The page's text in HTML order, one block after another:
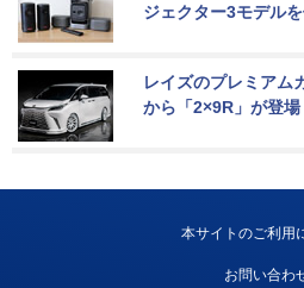
ジェクター3モデル
レイズのプレミアム
から「2×9R」が登場
本サイトのご利用
お問い合わ